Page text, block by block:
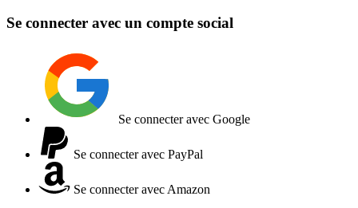
Se connecter avec un compte social
Se connecter avec Google
Se connecter avec PayPal
Se connecter avec Amazon